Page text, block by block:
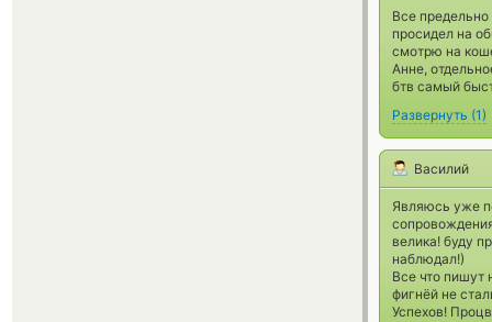
Все предельно
просидел на
смотрю на
Анне,
бтв самый
Развернуть (1)
Василий
Являюсь уже
велика! буду
наблюдал!)
Все что
фигнёй не
Успехов!